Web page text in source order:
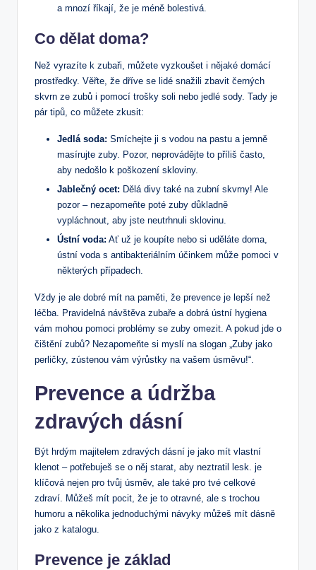
a mnozí říkají, že je méně bolestivá.
Co dělat doma?
Než vyrazíte k zubaři, můžete vyzkoušet i nějaké domácí
prostředky. Věřte, že dříve se lidé snažili zbavit černých
skvrn ze zubů i pomocí trošky soli nebo jedlé sody. Tady je
pár tipů, co můžete zkusit:
Jedlá soda: Smíchejte ji s vodou na pastu a jemně
masírujte zuby. Pozor, neprovádějte to příliš často,
aby nedošlo k poškození skloviny.
Jablečný ocet: Dělá divy také na zubní skvrny! Ale
pozor – nezapomeňte poté zuby důkladně
vypláchnout, aby jste neutrhnuli sklovinu.
Ústní voda: Ať už je koupíte nebo si uděláte doma,
ústní voda s antibakteriálním účinkem může pomoci v
některých případech.
Vždy je ale dobré mít na paměti, že prevence je lepší než
léčba. Pravidelná návštěva zubaře a dobrá ústní hygiena
vám mohou pomoci problémy se zuby omezit. A pokud jde o
čištění zubů? Nezapomeňte si myslí na slogan „Zuby jako
perličky, zústenou vám výrůstky na vašem úsměvu!“.
Prevence a údržba
zdravých dásní
Být hrdým majitelem zdravých dásní je jako mít vlastní
klenot – potřebuješ se o něj starat, aby neztratil lesk. je
klíčová nejen pro tvůj úsměv, ale také pro tvé celkové
zdraví. Můžeš mít pocit, že je to otravné, ale s trochou
humoru a několika jednoduchými návyky můžeš mít dásně
jako z katalogu.
Prevence je základ